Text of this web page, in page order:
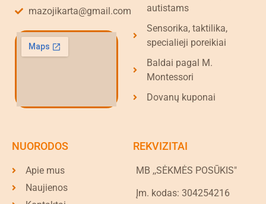
mazojikarta@gmail.com
autistams
Sensorika, taktilika,
specialieji poreikiai
Baldai pagal M.
Montessori
Dovanų kuponai
NUORODOS
Apie mus
Naujienos
REKVIZITAI
MB ,,SĖKMĖS POSŪKIS"
Įm. kodas: 304254216